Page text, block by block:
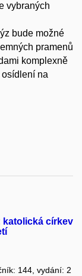
vybraných
bude možné
pramenů
komplexně
na
katolická církev
144, vydání: 2